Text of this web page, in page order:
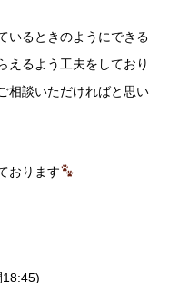
いるときのようにできる
えるよう工夫をしており
相談いただければと思い
おります